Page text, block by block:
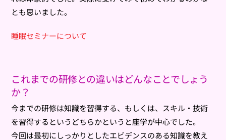
とも思いました。
睡眠セミナーについて
これまでの研修との違いはどんなことでしょう
か？
今までの研修は知識を習得する、もしくは、スキル・技術
を習得するというどちらかというと座学が中心でした。
今回は最初にしっかりとしたエビデンスのある知識を教え